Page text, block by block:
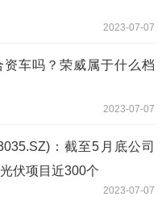
2023-07-07
资车吗？荣威属于什么档
2023-07-07
：截至5月底公司
伏项目近300个
2023-07-07